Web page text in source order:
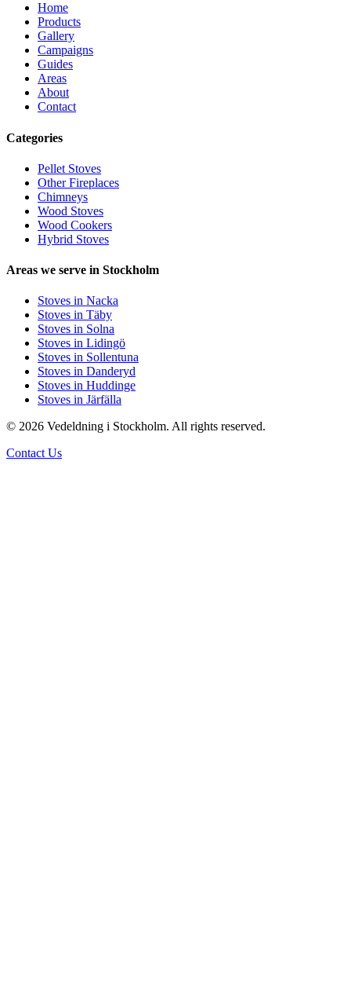
Home
Products
Gallery
Campaigns
Guides
Areas
About
Contact
Categories
Pellet Stoves
Other Fireplaces
Chimneys
Wood Stoves
Wood Cookers
Hybrid Stoves
Areas we serve in Stockholm
Stoves in Nacka
Stoves in Täby
Stoves in Solna
Stoves in Lidingö
Stoves in Sollentuna
Stoves in Danderyd
Stoves in Huddinge
Stoves in Järfälla
© 2026 Vedeldning i Stockholm. All rights reserved.
Contact Us